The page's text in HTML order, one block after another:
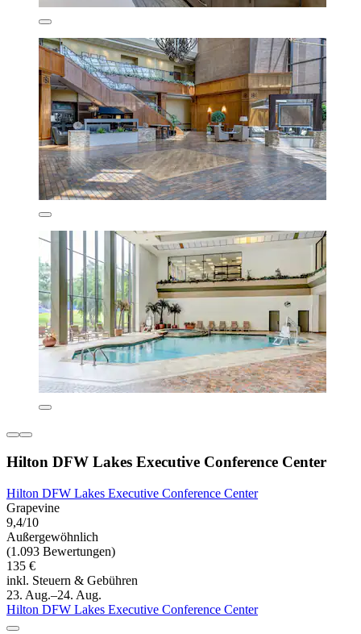
Hilton DFW Lakes Executive Conference Center
Hilton DFW Lakes Executive Conference Center
Grapevine
9,4/10
Außergewöhnlich
(1.093 Bewertungen)
135 €
inkl. Steuern & Gebühren
23. Aug.–24. Aug.
Hilton DFW Lakes Executive Conference Center